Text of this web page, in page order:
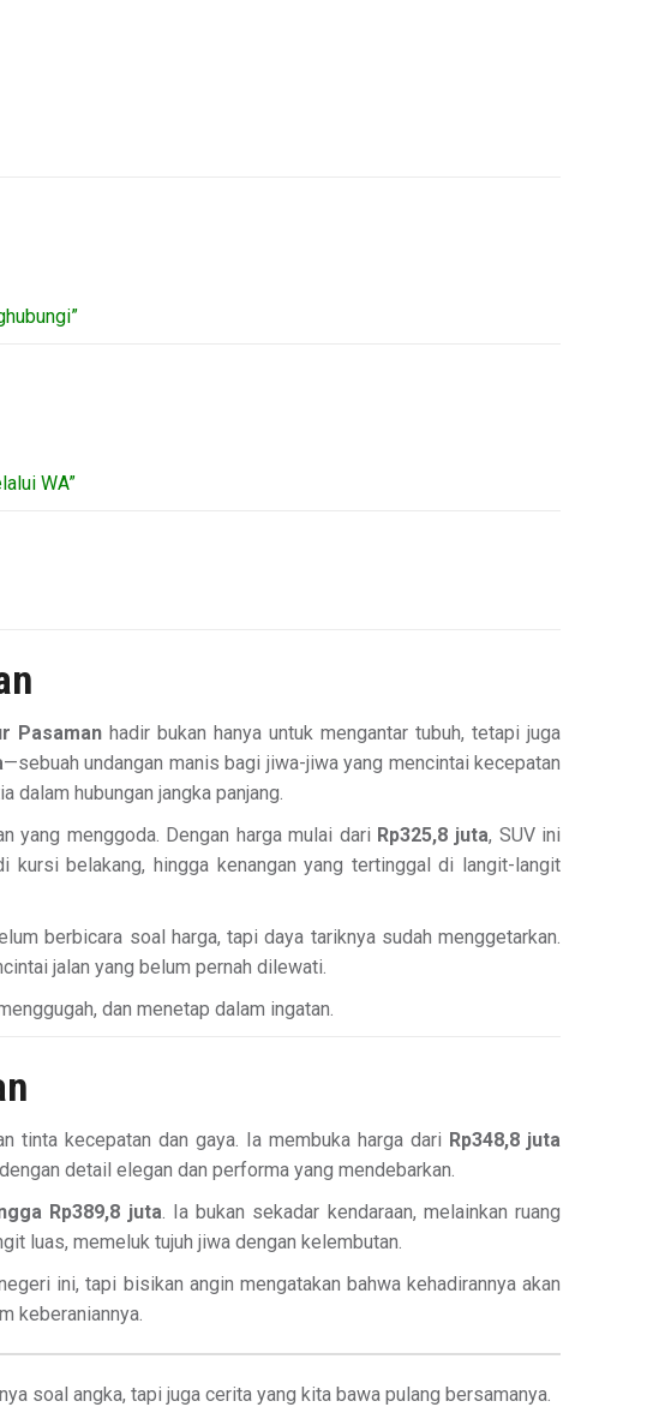
WA”
Pasaman hadir bukan hanya untuk mengantar tubuh, tetapi juga
—sebuah undangan manis bagi jiwa-jiwa yang mencintai kecepatan
dalam hubungan jangka panjang.
yang menggoda. Dengan harga mulai dari Rp325,8 juta, SUV ini
kursi belakang, hingga kenangan yang tertinggal di langit-langit
berbicara soal harga, tapi daya tariknya sudah menggetarkan.
jalan yang belum pernah dilewati.
dan menetap dalam ingatan.
tinta kecepatan dan gaya. Ia membuka harga dari Rp348,8 juta
detail elegan dan performa yang mendebarkan.
Rp389,8 juta. Ia bukan sekadar kendaraan, melainkan ruang
luas, memeluk tujuh jiwa dengan kelembutan.
ini, tapi bisikan angin mengatakan bahwa kehadirannya akan
keberaniannya.
soal angka, tapi juga cerita yang kita bawa pulang bersamanya.